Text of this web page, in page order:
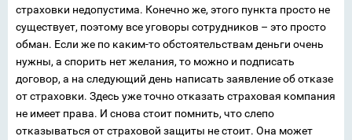
страховки недопустима. Конечно же, этого пункта просто не
существует, поэтому все уговоры сотрудников – это просто
обман. Если же по каким-то обстоятельствам деньги очень
нужны, а спорить нет желания, то можно и подписать
договор, а на следующий день написать заявление об отказе
от страховки. Здесь уже точно отказать страховая компания
не имеет права. И снова стоит помнить, что слепо
отказываться от страховой защиты не стоит. Она может